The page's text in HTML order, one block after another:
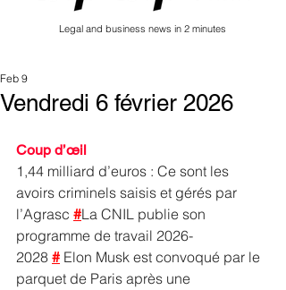
Legal and business news in 2 minutes
Vendredi 6 février 2026
Feb 9
Coup d’œil
1,44 milliard d’euros : Ce sont les
avoirs criminels saisis et gérés par
l’Agrasc #La CNIL publie son
programme de travail 2026-
2028 # Elon Musk est convoqué par le
parquet de Paris après une